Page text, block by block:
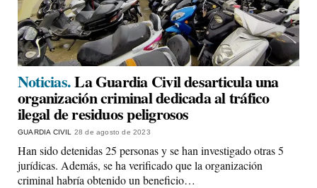
Noticias.La Guardia Civil desarticula una
organización criminal dedicada al tráfico
ilegal de residuos peligrosos
GUARDIA CIVIL 28 de agosto de 2023
Han sido detenidas 25 personas y se han investigado otras 5
jurídicas. Además, se ha verificado que la organización
criminal habría obtenido un beneficio…